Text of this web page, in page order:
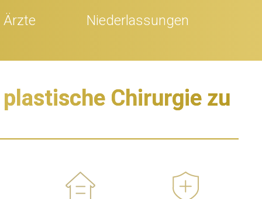
Ärzte Niederlassungen
Chirurgie zu